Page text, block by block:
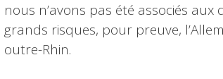
nous n’avons pas été associés
grands risques, pour preuve,
outre-Rhin.